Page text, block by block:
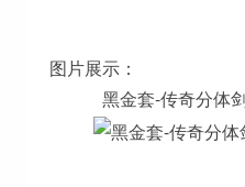
图片展示：
黑金套-传奇分体